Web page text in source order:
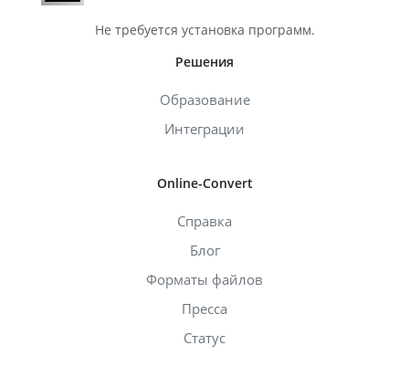
Не требуется установка программ.
Решения
Образование
Интеграции
Online-Convert
Справка
Блог
Форматы файлов
Пресса
Статус